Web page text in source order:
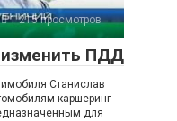
1 215 просмотров
изменить ПДД
Станислав
каршеринг-
для